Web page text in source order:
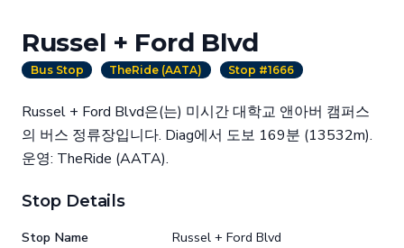
Russel + Ford Blvd
Bus Stop TheRide (AATA) Stop #1666
Russel + Ford Blvd은(는) 미시간 대학교 앤아버 캠퍼스
의 버스 정류장입니다. Diag에서 도보 169분 (13532m).
운영: TheRide (AATA).
Stop Details
Stop Name
Russel + Ford Blvd